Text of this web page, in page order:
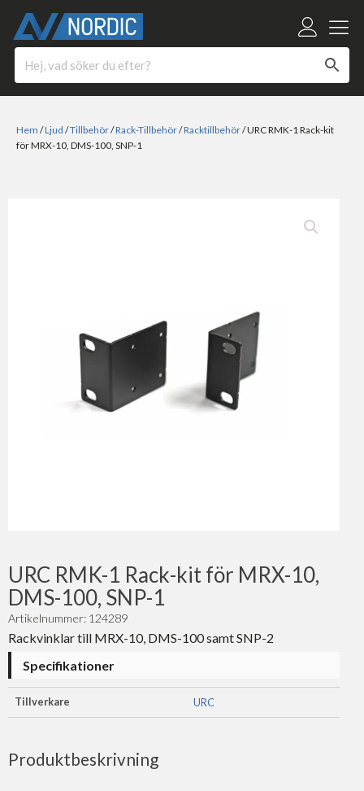
Hem /Ljud /Tillbehör/Rack-Tillbehör/Racktillbehör/ URC RMK-1 Rack-kit
för MRX-10, DMS-100, SNP-1
URC RMK-1 Rack-kit för MRX-10,
DMS-100, SNP-1
Artikelnummer: 124289
Rackvinklar till MRX-10, DMS-100 samt SNP-2
Specifikationer
Tillverkare URC
Produktbeskrivning